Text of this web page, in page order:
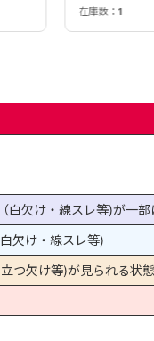
在庫数：1
欠け・線スレ等)が一部
欠け・線スレ等)
つ欠け等)が見られる状態